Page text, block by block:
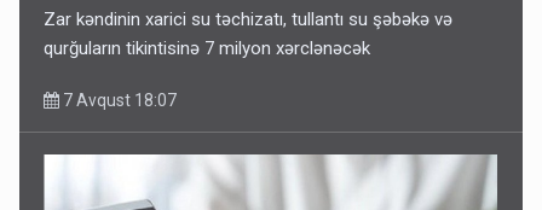
Zar kəndinin xarici su təchizatı, tullantı su şəbəkə və
qurğuların tikintisinə 7 milyon xərclənəcək
7 Avqust 18:07